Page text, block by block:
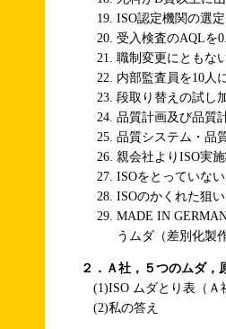
ISO認定機関の選
受入検査のAQLを
職制変更にともな
内部監査員を10人
段取り替えの試し
品質計画及び品質
品質システム・品
親会社よりISO実
ISOをとっていな
ISOのかくれた狙
MADE IN
うムダ（差別化製
２．Ａ社，５つのムダ，
(1)ISO ムダとり表（Ａ
(2)私の答え